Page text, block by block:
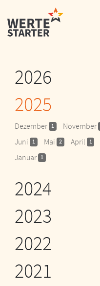
2026
2025
Dezember 1 November
Juni 1 Mai 2 April 1
Januar 1
2024
2023
2022
2021